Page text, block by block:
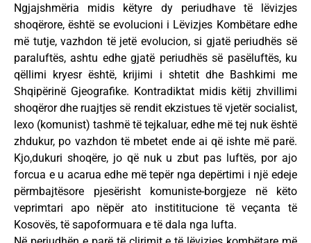
Ngjajshmëria midis këtyre dy periudhave të lëvizjes
shoqërore, është se evolucioni i Lëvizjes Kombëtare edhe
më tutje, vazhdon të jetë evolucion, si gjatë periudhës së
paraluftës, ashtu edhe gjatë periudhës së pasëluftës, ku
qëllimi kryesr është, krijimi i shtetit dhe Bashkimi me
Shqipërinë Gjeografike. Kontradiktat midis këtij zhvillimi
shoqëror dhe ruajtjes së rendit ekzistues të vjetër socialist,
lexo (komunist) tashmë të tejkaluar, edhe më tej nuk është
zhdukur, po vazhdon të mbetet ende ai që ishte më parë.
Kjo,dukuri shoqëre, jo që nuk u zbut pas luftës, por ajo
forcua e u acarua edhe më tepër nga depërtimi i një edeje
përmbajtësore pjesërisht komuniste-borgjeze në këto
veprimtari apo nëpër ato instititucione të veçanta të
Kosovës, të sapoformuara e të dala nga lufta.